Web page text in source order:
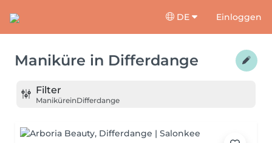
DE Einloggen
Maniküre in Differdange
Filter
ManiküreinDifferdange